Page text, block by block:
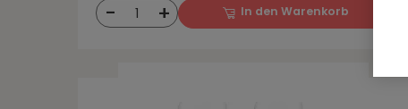
- 1 + In den Warenkorb